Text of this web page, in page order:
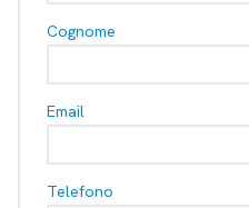
Cognome
Email
Telefono